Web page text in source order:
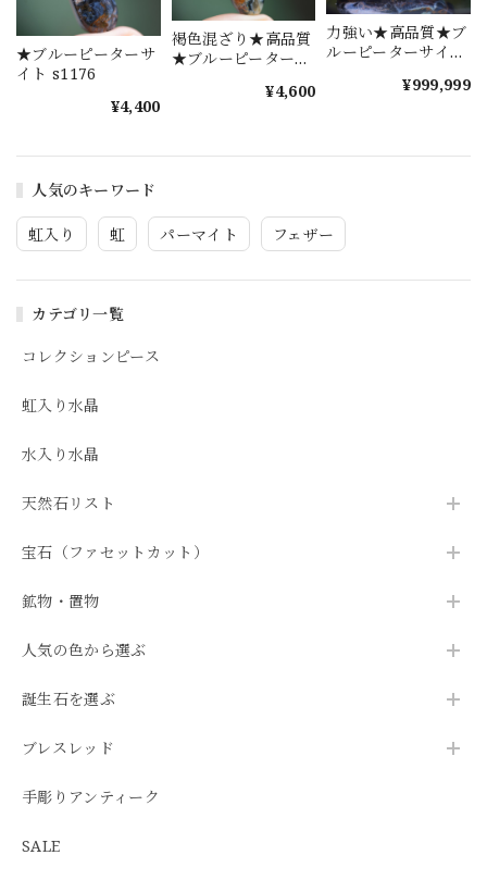
人気のキーワード
虹入り 虹 パーマイト フェザー
カテゴリ一覧
コレクションピース
虹入り水晶
水入り水晶
天然石リスト
宝石（ファセットカット）
鉱物・置物
人気の色から選ぶ
誕生石を選ぶ
ブレスレッド
手彫りアンティーク
SALE
★ブルーピーターサ
イト s1176
¥4,400
褐色混ざり★高品質
★ブルーピーターサ
¥4,600
力強い★高品質★ブ
ルーピーターサイト
¥999,999